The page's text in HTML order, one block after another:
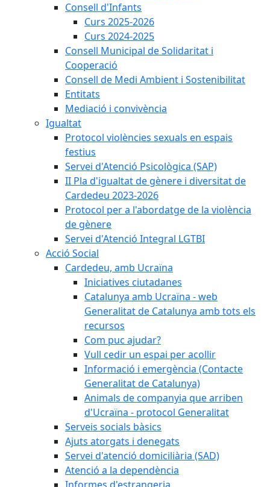
Consell d'Infants
Curs 2025-2026
Curs 2024-2025
Consell Municipal de Solidaritat i
Cooperació
Consell de Medi Ambient i Sostenibilitat
Entitats
Mediació i convivència
Igualtat
Protocol violències sexuals en espais
festius
Servei d'Atenció Psicològica (SAP)
II Pla d'igualtat de gènere i diversitat de
Cardedeu 2023-2026
Protocol per a l'abordatge de la violència
de gènere
Servei d'Atenció Integral LGTBI
Acció Social
Cardedeu, amb Ucraïna
Iniciatives ciutadanes
Catalunya amb Ucraïna - web
Generalitat de Catalunya amb tots els
recursos
Com puc ajudar?
Vull cedir un espai per acollir
Informació i emergència (Contacte
Generalitat de Catalunya)
Animals de companyia que arriben
d'Ucraïna - protocol Generalitat
Serveis socials bàsics
Ajuts atorgats i denegats
Servei d'atenció domiciliària (SAD)
Atenció a la dependència